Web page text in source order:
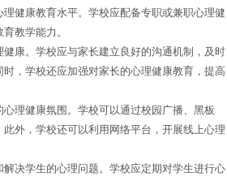
健康教育水平。学校应配备专职或兼职心理健
教学能力。
康。学校应与家长建立良好的沟通机制，及时
，学校还应加强对家长的心理健康教育，提高
理健康氛围。学校可以通过校园广播、黑板
外，学校还可以利用网络平台，开展线上心理
决学生的心理问题。学校应定期对学生进行心